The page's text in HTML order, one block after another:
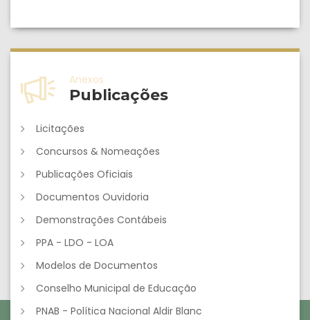
Anexos
Publicações
Licitações
Concursos & Nomeações
Publicações Oficiais
Documentos Ouvidoria
Demonstrações Contábeis
PPA - LDO - LOA
Modelos de Documentos
Conselho Municipal de Educação
PNAB - Política Nacional Aldir Blanc